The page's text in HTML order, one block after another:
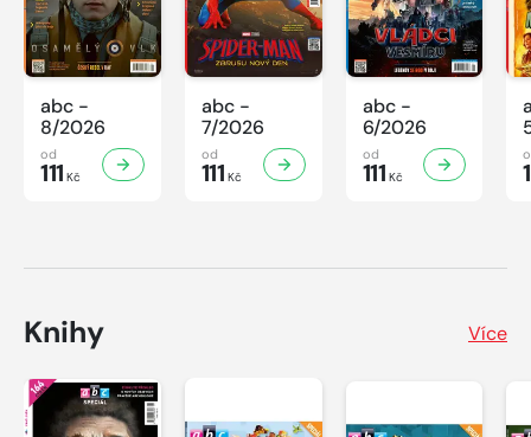
abc -
8/2026
od
111 Kč
abc -
7/2026
od
111 Kč
abc -
6/2026
od
111 Kč
Knihy Více